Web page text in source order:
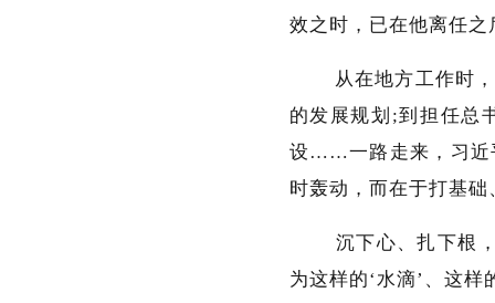
效之时，已在他离任之
从在地方工作时，
的发展规划;到担任总
设……一路走来，习近
时轰动，而在于打基
沉下心、扎下根，
为这样的‘水滴’、这